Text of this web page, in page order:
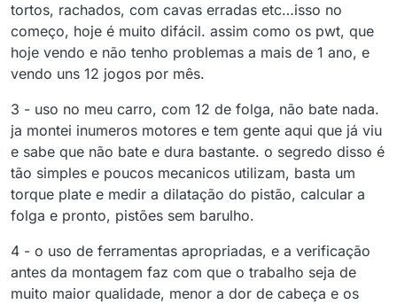
tortos, rachados, com cavas erradas etc…isso no
começo, hoje é muito difácil. assim como os pwt, que
hoje vendo e não tenho problemas a mais de 1 ano, e
vendo uns 12 jogos por mês.
3 - uso no meu carro, com 12 de folga, não bate nada.
ja montei inumeros motores e tem gente aqui que já viu
e sabe que não bate e dura bastante. o segredo disso é
tão simples e poucos mecanicos utilizam, basta um
torque plate e medir a dilatação do pistão, calcular a
folga e pronto, pistões sem barulho.
4 - o uso de ferramentas apropriadas, e a verificação
antes da montagem faz com que o trabalho seja de
muito maior qualidade, menor a dor de cabeça e os